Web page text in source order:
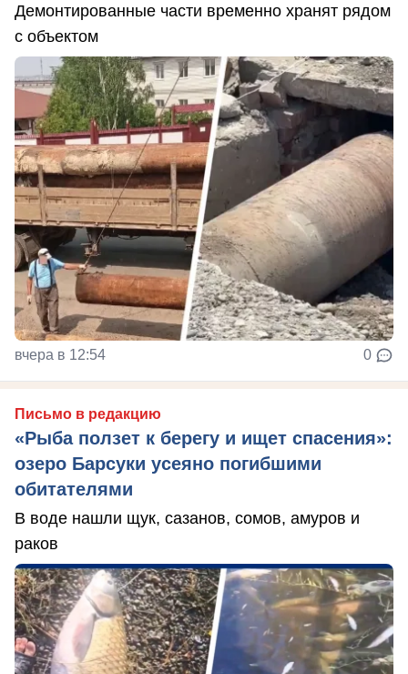
Демонтированные части временно хранят рядом
с объектом
вчера в 12:54 0
Письмо в редакцию
«Рыба ползет к берегу и ищет спасения»:
озеро Барсуки усеяно погибшими
обитателями
В воде нашли щук, сазанов, сомов, амуров и
раков